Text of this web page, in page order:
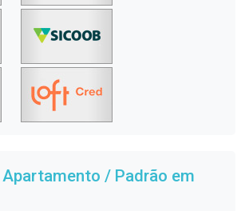
/ Padrão em